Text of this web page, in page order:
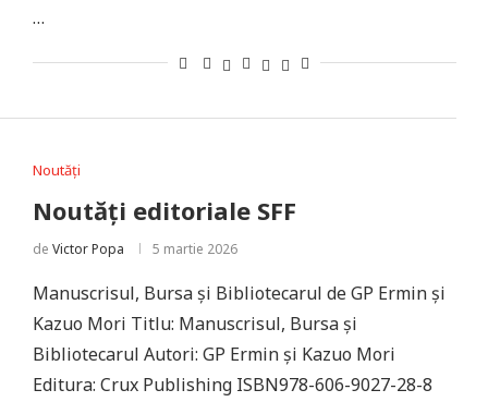
…
Noutăți
Noutăți editoriale SFF
de Victor Popa 5 martie 2026
Manuscrisul, Bursa și Bibliotecarul de GP Ermin și
Kazuo Mori Titlu: Manuscrisul, Bursa și
Bibliotecarul Autori: GP Ermin și Kazuo Mori
Editura: Crux Publishing ISBN978-606-9027-28-8